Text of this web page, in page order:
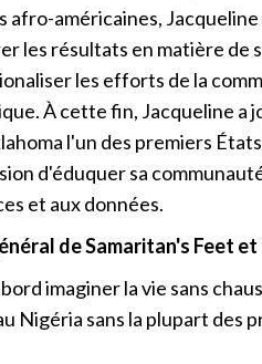
américaines,
les résultats en matière
les efforts de la
À cette fin, Jacqueline
l'un des premiers
d'éduquer sa
et aux données.
de Samaritan's Feet
imaginer la vie sans
Nigéria sans la plupart